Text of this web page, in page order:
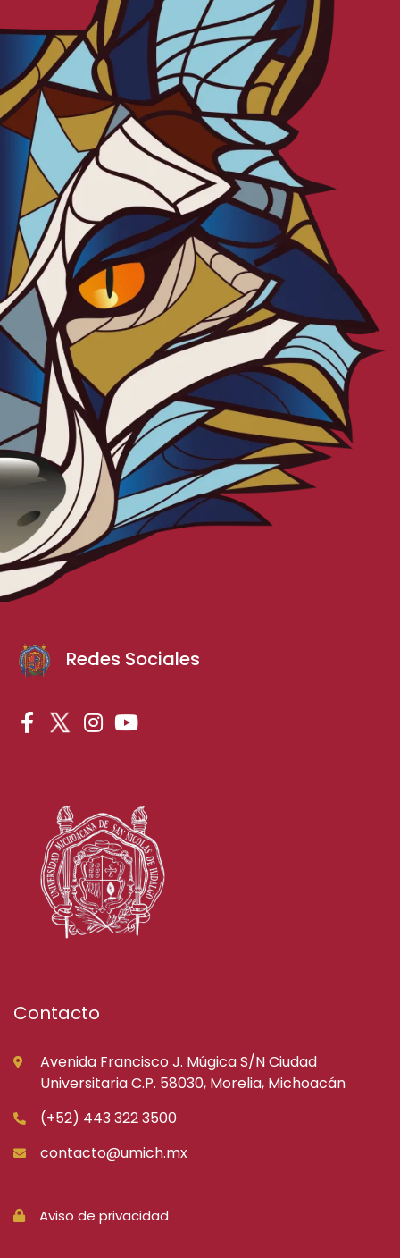
Redes Sociales
Contacto
Avenida Francisco J. Múgica S/N Ciudad
Universitaria C.P. 58030, Morelia, Michoacán
(+52) 443 322 3500
contacto@umich.mx
Aviso de privacidad